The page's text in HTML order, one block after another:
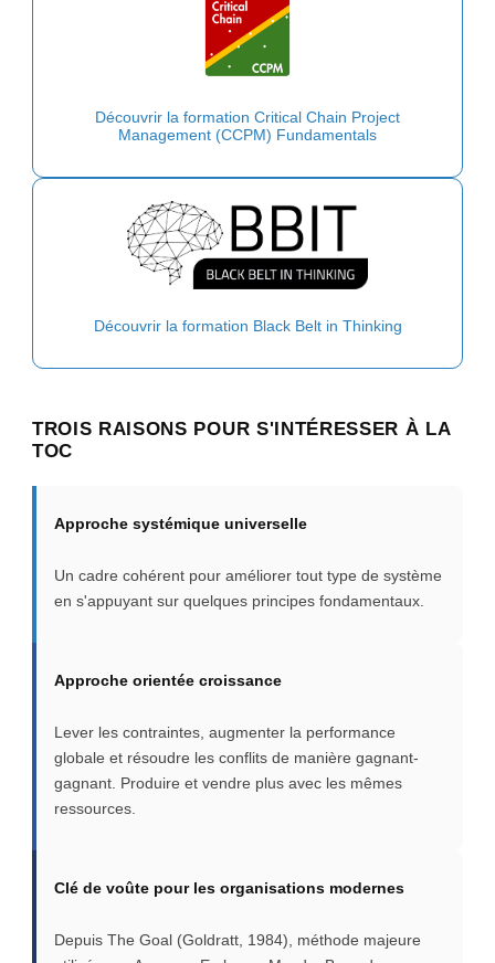
Découvrir la formation Critical Chain Project
Management (CCPM) Fundamentals
Découvrir la formation Black Belt in Thinking
TROIS RAISONS POUR S'INTÉRESSER À LA
TOC
Approche systémique universelle
Un cadre cohérent pour améliorer tout type de système
en s'appuyant sur quelques principes fondamentaux.
Approche orientée croissance
Lever les contraintes, augmenter la performance
globale et résoudre les conflits de manière gagnant-
gagnant. Produire et vendre plus avec les mêmes
ressources.
Clé de voûte pour les organisations modernes
Depuis The Goal (Goldratt, 1984), méthode majeure